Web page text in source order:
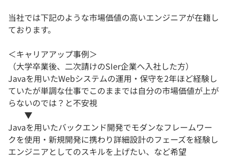
当社では下記のような市場価値の高いエンジニアが在籍し
ております。
＜キャリアアップ事例＞
（大学卒業後、二次請けのSIer企業へ入社した方）
Javaを用いたWebシステムの運用・保守を2年ほど経験し
ていたが単調な仕事でこのままでは自分の市場価値が上が
らないのでは？と不安視
▼
Javaを用いたバックエンド開発でモダンなフレームワー
クを使用・新規開発に携わり詳細設計のフェーズを経験し
エンジニアとしてのスキルを上げたい、など希望